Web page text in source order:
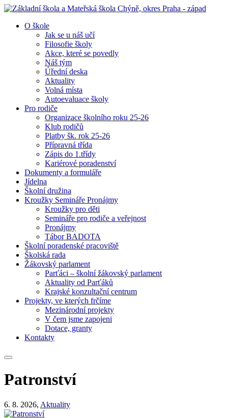
O škole
Jak se u náš učí
Filosofie školy
Akce, které se povedly
Náš tým
Úřední deska
Aktuality
Volná místa
Autoevaluace školy
Pro rodiče
Organizace školního roku 25-26
Klub rodičů
Platby šk. rok 25-26
Přípravná třída
Zápis do 1.třídy
Kariérové poradenství
Dokumenty a formuláře
Jídelna
Školní družina
Kroužky Semináře Pronájmy
Kroužky pro děti
Semináře pro rodiče a veřejnost
Pronájmy
Tábor BADOTA
Školní poradenské pracoviště
Školská rada
Žákovský parlament
Parťáci – školní žákovský parlament
Aktuality od Parťáků
Krajské konzultační centrum
Projekty, ve kterých frčíme
Mezinárodní projekty
V čem jsme zapojeni
Dotace, granty
Kontakty
Patronství
6. 8. 2026, Aktuality